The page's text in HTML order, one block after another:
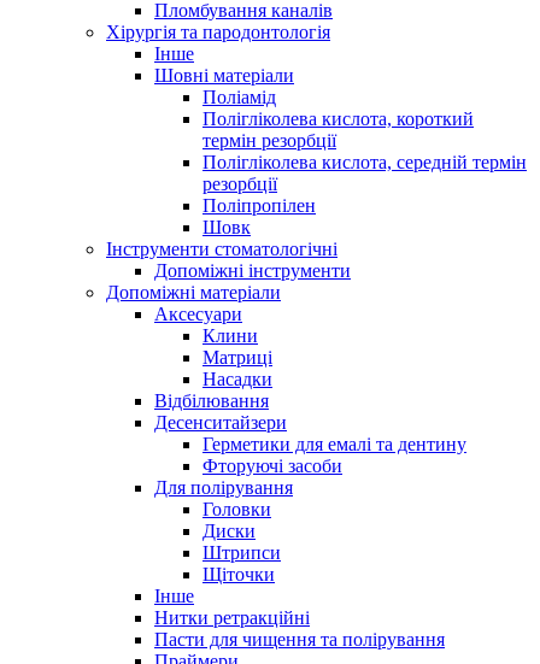
Пломбування каналів
Хірургія та пародонтологія
Інше
Шовні матеріали
Поліамід
Полігліколева кислота, короткий
термін резорбції
Полігліколева кислота, середній термін
резорбції
Поліпропілен
Шовк
Інструменти стоматологічні
Допоміжні інструменти
Допоміжні матеріали
Аксесуари
Клини
Матриці
Насадки
Відбілювання
Десенситайзери
Герметики для емалі та дентину
Фторуючі засоби
Для полірування
Головки
Диски
Штрипси
Щіточки
Інше
Нитки ретракційні
Пасти для чищення та полірування